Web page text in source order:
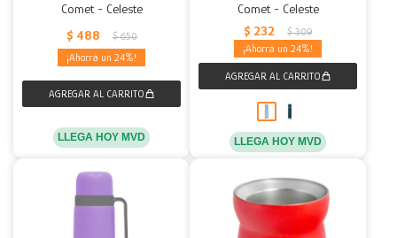
Comet - Celeste
$ 488 $ 650
24
LLEGA HOY MVD
Comet - Celeste
$ 232 $ 309
24
LLEGA HOY MVD